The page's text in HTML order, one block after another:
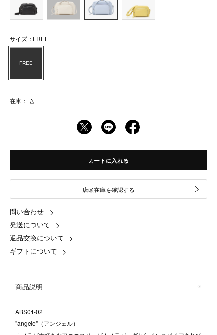
サイズ：FREE
FREE
在庫： △
カートに入れる
店頭在庫を確認する
問い合わせ
発送について
返品交換について
ギフトについて
商品説明
ABS04-02
"angele"（アンジェル）